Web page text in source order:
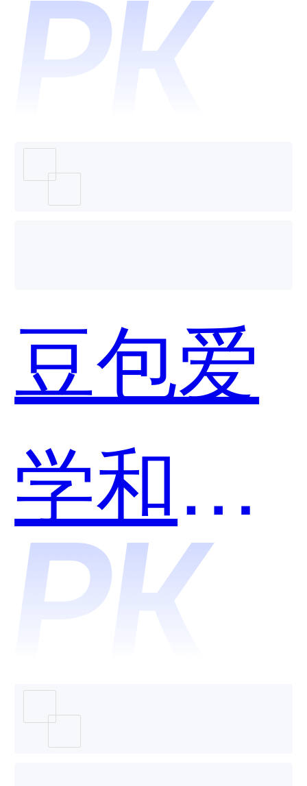
个好
用？
豆包爱
学和歌
者AI哪
个好